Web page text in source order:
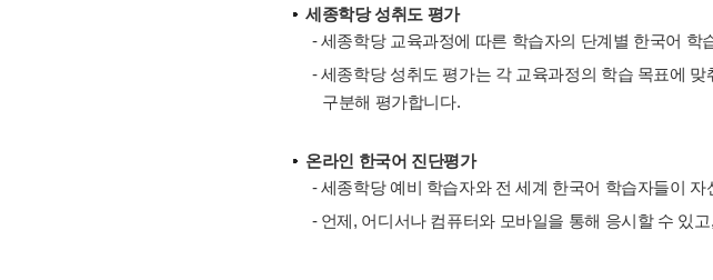
세종학당 성취도 평가
- 세종학당 교육과정에 따른 학습자의 단계별 한국어
- 세종학당 성취도 평가는 각 교육과정의 학습 목표에
구분해 평가합니다.
온라인 한국어 진단평가
- 세종학당 예비 학습자와 전 세계 한국어 학습자들이
- 언제, 어디서나 컴퓨터와 모바일을 통해 응시할 수 있